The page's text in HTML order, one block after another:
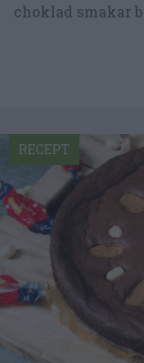
choklad smakar
RECEPT